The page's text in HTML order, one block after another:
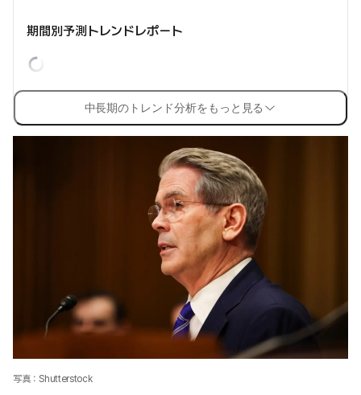
期間別予測トレンドレポート
中長期のトレンド分析をもっと見る
写真：Shutterstock